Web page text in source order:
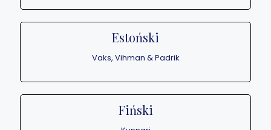
Estoński
Vaks, Vihman & Padrik
Fiński